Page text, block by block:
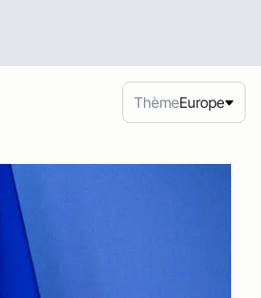
ThèmeEurope